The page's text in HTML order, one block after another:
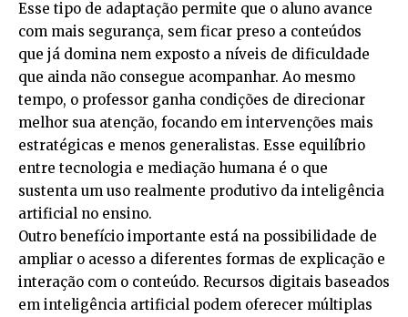
Esse tipo de adaptação permite que o aluno avance
com mais segurança, sem ficar preso a conteúdos
que já domina nem exposto a níveis de dificuldade
que ainda não consegue acompanhar. Ao mesmo
tempo, o professor ganha condições de direcionar
melhor sua atenção, focando em intervenções mais
estratégicas e menos generalistas. Esse equilíbrio
entre tecnologia e mediação humana é o que
sustenta um uso realmente produtivo da inteligência
artificial no ensino.
Outro benefício importante está na possibilidade de
ampliar o acesso a diferentes formas de explicação e
interação com o conteúdo. Recursos digitais baseados
em inteligência artificial podem oferecer múltiplas